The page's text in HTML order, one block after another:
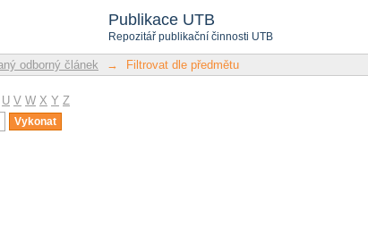
Publikace UTB
Repozitář publikační činnosti UTB
odborný článek → Filtrovat dle předmětu
U V W X Y Z